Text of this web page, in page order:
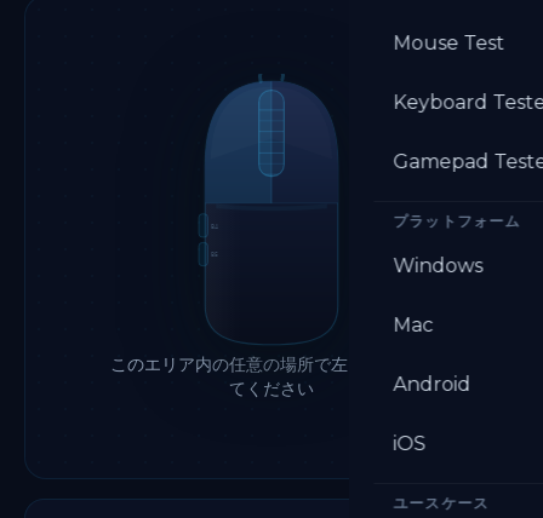
Mouse Test
Keyboard
Gamepad
プラットフォーム
Windows
Mac
Android
iOS
ユースケース
B4
B5
このエリア内の任意の場所で左クリックし
てください